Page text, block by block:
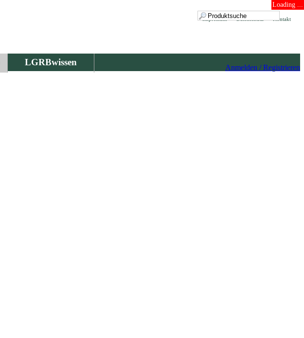
Loading ...
Kontakt
Datenschutz
Impressum
LGRBwissen
Anmelden / Registrieren